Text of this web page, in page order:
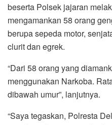
beserta Polsek jajaran
mengamankan 58 orang
berupa sepeda motor,
clurit dan egrek.
“Dari 58 orang yang
menggunakan Narkoba.
dibawah umur”, lanjutnya.
“Saya tegaskan, Polresta